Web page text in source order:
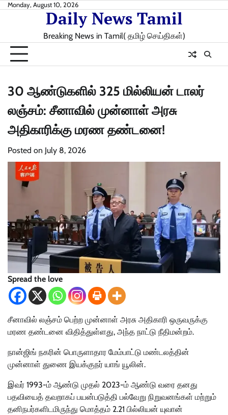
SkipMonday, August 10, 2026
Daily News Tamil
Breaking News in Tamil( தமிழ் செய்திகள்)
30 ஆண்டுகளில் 325 மில்லியன் டாலர்
லஞ்சம்: சீனாவில் முன்னாள் அரசு
அதிகாரிக்கு மரண தண்டனை!
Posted on July 8, 2026
Spread the love
சீனாவில் லஞ்சம் பெற்ற முன்னாள் அரசு அதிகாரி ஒருவருக்கு
மரண தண்டனை விதித்துள்ளது, அந்த நாட்டு நீதிமன்றம்.
நான்ஜிங் நகரின் பொருளாதார மேம்பாட்டு மண்டலத்தின்
முன்னாள் துணை இயக்குநர் யாங் யூலின்.
இவர் 1993-ம் ஆண்டு முதல் 2023-ம் ஆண்டு வரை தனது
பதவியைத் தவறாகப் பயன்படுத்தி பல்வேறு நிறுவனங்கள் மற்றும்
தனிநபர்களிடமிருந்து மொத்தம் 2.21 பில்லியன் யுவான்